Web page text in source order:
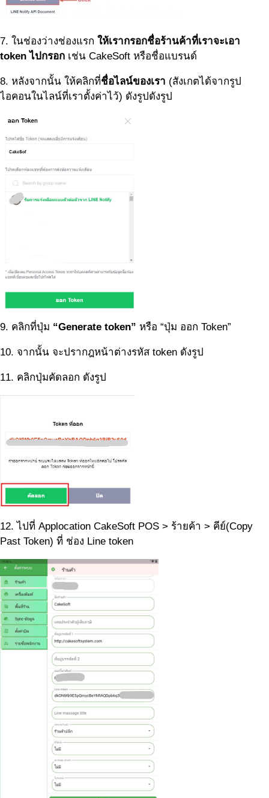
7. ในช่องว่างช่องแรก ให้เรากรอกชื่อร้านค้าที่เราจะเอา
token ไปกรอก เช่น CakeSoft หรือชื่อแบรนด์
8. หลังจากนั้น ให้คลิกที่ชื่อไลน์ของเรา (สังเกตได้จากรูป
ไอคอนในไลน์ที่เราตั้งค่าไว้) ดังรูปดังรูป
9. คลิกที่ปุ่ม “Generate token” หรือ “ปุ่ม ออก Token”
10. จากนั้น จะปรากฎหน้าต่างรหัส token ดังรูป
11. คลิกปุ่มคัดลอก ดังรูป
12. ไปที่ Applocation CakeSoft POS > ร้ายค้า > คีย์(Copy
Past Token) ที่ ช่อง Line token